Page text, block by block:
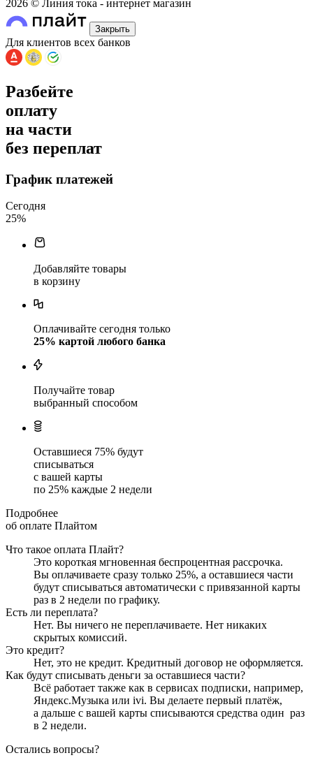
2026 © Линия тока - интернет магазин
Закрыть
Для клиентов всех банков
Разбейте
оплату
на части
без переплат
График платежей
Сегодня
25%
Добавляйте товары
в корзину
Оплачивайте сегодня только
25% картой любого банка
Получайте товар
выбранный способом
Оставшиеся 75% будут
списываться
с вашей карты
по 25% каждые 2 недели
Подробнее
об оплате Плайтом
Что такое оплата Плайт?
Это короткая мгновенная беспроцентная рассрочка.
Вы оплачиваете сразу только 25%, а оставшиеся части
будут списываться автоматически с привязанной карты
раз в 2 недели по графику.
Есть ли переплата?
Нет. Вы ничего не переплачиваете. Нет никаких
скрытых комиссий.
Это кредит?
Нет, это не кредит. Кредитный договор не оформляется.
Как будут списывать деньги за оставшиеся части?
Всё работает также как в сервисах подписки, например,
Яндекс.Музыка или ivi. Вы делаете первый платёж,
а дальше с вашей карты списываются средства один раз
в 2 недели.
Остались вопросы?